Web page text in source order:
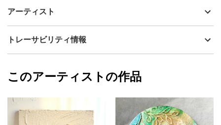
制作年
アクリル
カラー
赤
ジャンル
動物・生き物
配送目安
二週間以内
き放つ。
また、側面にも描くことで、モチーフが飛び出してくるかのよう
額に入れずにそのまま飾って頂く事ができ、そうすることで原画
のチカラやぬくもりを、よりリアルに感じて頂くことができるの
アーティスト
カスミラン
フォローする
トレーサビリティ情報
カスミラン
このアーティストの作品